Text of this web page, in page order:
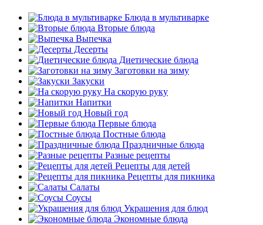
Блюда в мультиварке
Вторые блюда
Выпечка
Десерты
Диетические блюда
Заготовки на зиму
Закуски
На скорую руку
Напитки
Новый год
Первые блюда
Постные блюда
Праздничные блюда
Разные рецепты
Рецепты для детей
Рецепты для пикника
Салаты
Соусы
Украшения для блюд
Экономные блюда